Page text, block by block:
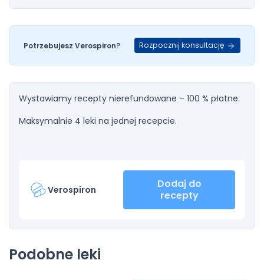
Potrzebujesz Verospiron? Rozpocznij konsultację
Wystawiamy recepty nierefundowane – 100 % płatne.
Maksymalnie 4 leki na jednej recepcie.
Verospiron
Dodaj do
recepty
Podobne leki